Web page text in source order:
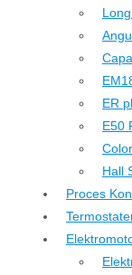
ER
E50
Hall
Proces